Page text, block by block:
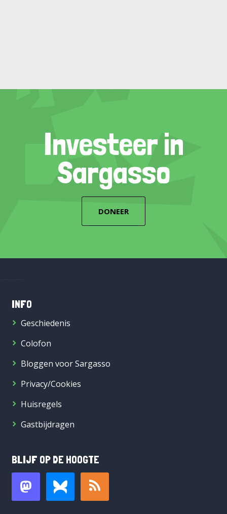
Investeer in
Sargasso
DONEER
INFO
Geschiedenis
Colofon
Bloggen voor Sargasso
Privacy/Cookies
Huisregels
Gastbijdragen
BLIJF OP DE HOOGTE